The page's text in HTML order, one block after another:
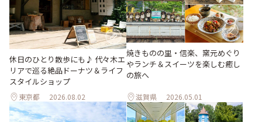
休日のひとり散歩にも♪ 代々木エ
リアで巡る絶品ドーナツ＆ライフ
スタイルショップ
東京都 2026.08.02
焼きものの里・信楽、窯元めぐり
やランチ＆スイーツを楽しむ癒し
の旅へ
滋賀県 2026.05.01